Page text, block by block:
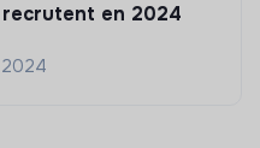
en 2024
2024